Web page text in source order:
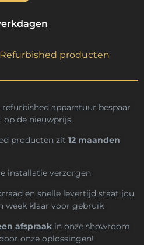
Refurbished producten
apparatuur bespaar
op de nieuwprijs
producten zit 12 maanden
installatie verzorgen
en snelle levertijd staat jou
week klaar voor gebruik
afspraak in onze showroom
onze oplossingen!